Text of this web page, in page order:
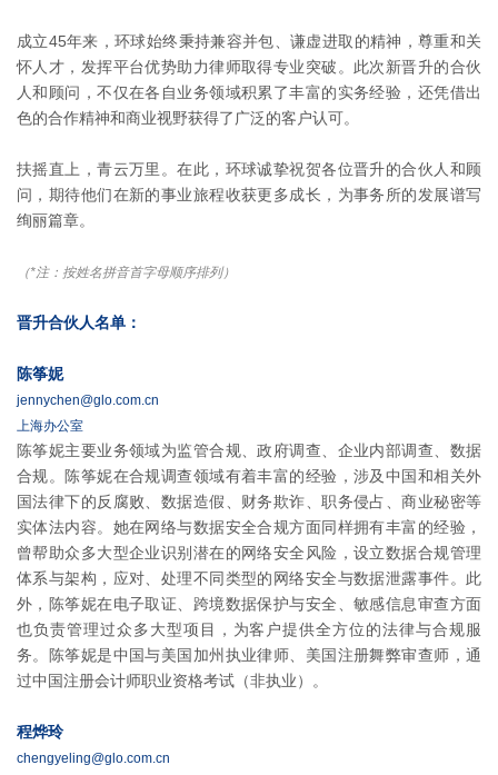
成立45年来，环球始终秉持兼容并包、谦虚进取的精神，尊重和关
怀人才，发挥平台优势助力律师取得专业突破。此次新晋升的合伙
人和顾问，不仅在各自业务领域积累了丰富的实务经验，还凭借出
色的合作精神和商业视野获得了广泛的客户认可。
扶摇直上，青云万里。在此，环球诚挚祝贺各位晋升的合伙人和顾
问，期待他们在新的事业旅程收获更多成长，为事务所的发展谱写
绚丽篇章。
（*注：按姓名拼音首字母顺序排列）
晋升合伙人名单：
陈筝妮
jennychen@glo.com.cn
上海办公室
陈筝妮主要业务领域为监管合规、政府调查、企业内部调查、数据
合规。陈筝妮在合规调查领域有着丰富的经验，涉及中国和相关外
国法律下的反腐败、数据造假、财务欺诈、职务侵占、商业秘密等
实体法内容。她在网络与数据安全合规方面同样拥有丰富的经验，
曾帮助众多大型企业识别潜在的网络安全风险，设立数据合规管理
体系与架构，应对、处理不同类型的网络安全与数据泄露事件。此
外，陈筝妮在电子取证、跨境数据保护与安全、敏感信息审查方面
也负责管理过众多大型项目，为客户提供全方位的法律与合规服
务。陈筝妮是中国与美国加州执业律师、美国注册舞弊审查师，通
过中国注册会计师职业资格考试（非执业）。
程烨玲
chengyeling@glo.com.cn